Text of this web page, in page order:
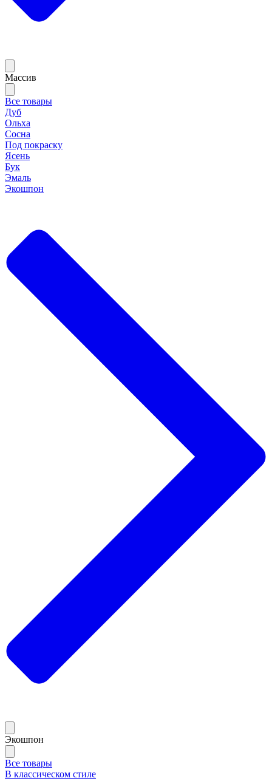
Массив
Все товары
Дуб
Ольха
Сосна
Под покраску
Ясень
Бук
Эмаль
Экошпон
Экошпон
Все товары
В классическом стиле